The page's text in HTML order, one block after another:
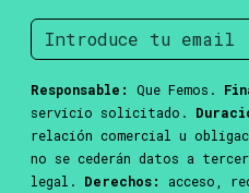
Responsable: Que Femos.
servicio solicitado.
relación comercial u
no se cederán datos a
legal. Derechos:
acceso,